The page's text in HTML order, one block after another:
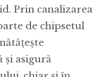
Prin canalizarea
de chipsetul
și asigură